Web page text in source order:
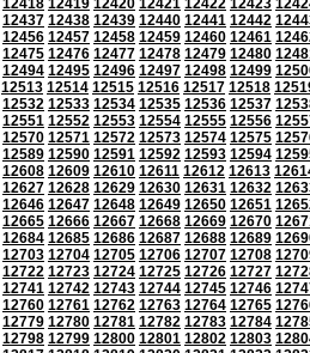
12418 12419 12420 12421 12422 12423
12437 12438 12439 12440 12441 12442
12456 12457 12458 12459 12460 12461
12475 12476 12477 12478 12479 12480
12494 12495 12496 12497 12498 12499
12513 12514 12515 12516 12517 12518
12532 12533 12534 12535 12536 12537
12551 12552 12553 12554 12555 12556
12570 12571 12572 12573 12574 12575
12589 12590 12591 12592 12593 12594
12608 12609 12610 12611 12612 12613
12627 12628 12629 12630 12631 12632
12646 12647 12648 12649 12650 12651
12665 12666 12667 12668 12669 12670
12684 12685 12686 12687 12688 12689
12703 12704 12705 12706 12707 12708
12722 12723 12724 12725 12726 12727
12741 12742 12743 12744 12745 12746
12760 12761 12762 12763 12764 12765
12779 12780 12781 12782 12783 12784
12798 12799 12800 12801 12802 12803